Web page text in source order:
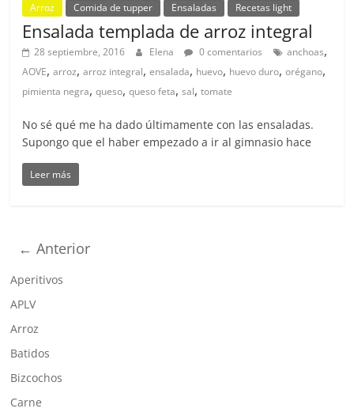
Arroz Comida de tupper Ensaladas Recetas light
Ensalada templada de arroz integral
28 septiembre, 2016 Elena 0 comentarios anchoas,
AOVE,arroz,arroz integral,ensalada, huevo, huevo duro,orégano,
pimienta negra,queso,queso feta,sal,tomate
No sé qué me ha dado últimamente con las ensaladas.
Supongo que el haber empezado a ir al gimnasio hace
Leer más
← Anterior
Aperitivos
APLV
Arroz
Batidos
Bizcochos
Carne